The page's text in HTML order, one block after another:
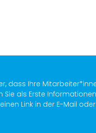
dass Ihre
als Erste
Link in der E-Mail